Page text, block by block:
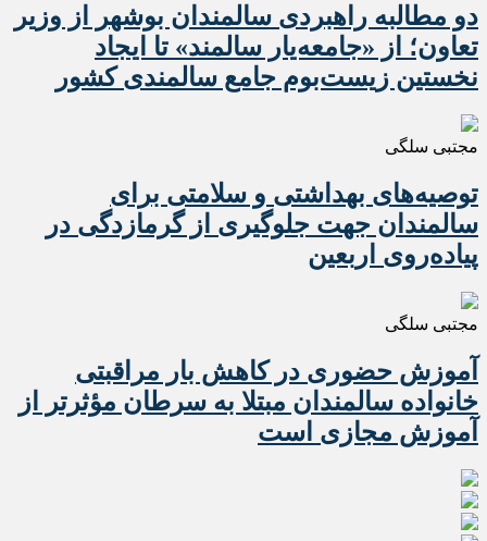
دو مطالبه راهبردی سالمندان بوشهر از وزیر
تعاون؛ از «جامعه‌یار سالمند» تا ایجاد
نخستین زیست‌بوم جامع سالمندی کشور
مجتبی سلگی
️توصیه‌های بهداشتی و سلامتی برای
سالمندان جهت جلوگیری از گرمازدگی در
پیاده‌روی اربعین
مجتبی سلگی
آموزش حضوری در کاهش بار مراقبتی
خانواده سالمندان مبتلا به سرطان مؤثرتر از
آموزش مجازی است